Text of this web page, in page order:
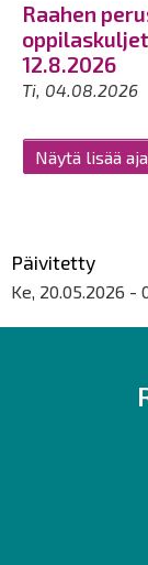
Raahen
12.8.2026
Ti, 04.08.2026
Näytä lisää
Päivitetty
Ke, 20.05.2026 -